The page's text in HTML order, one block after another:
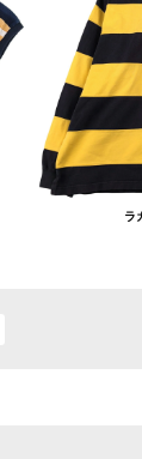
ラ